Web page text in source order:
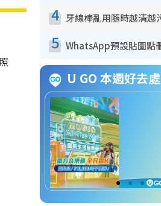
4
5
U GO 本週好去處